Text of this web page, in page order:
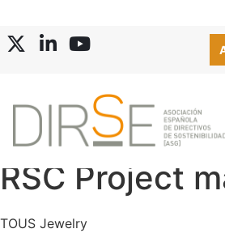
RSC Project
TOUS Jewelry